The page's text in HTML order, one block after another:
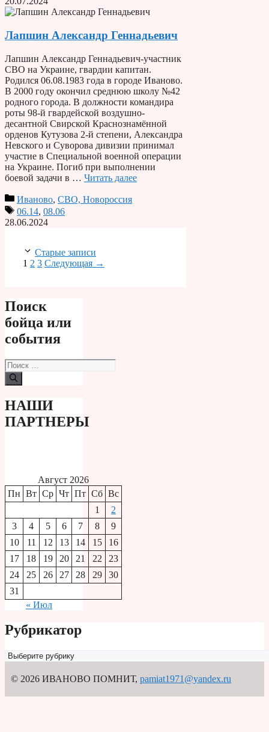
Лапшин Александр Геннадьевич
Лапшин Александр Геннадьевич-участник
СВО на Украине, гвардии капитан.
Родился 06.08.1983 года в городе Иваново.
В 2000 году окончил среднюю школу №42
родного города. В должности командира
роты 98-й гвардейской воздушно-
десантной Свирской Краснознамённой
орденов Кутузова 2-й степени, Александра
Невского и Суворова дивизии принимал
участие в Специальной военной операции
на Украине. Погиб при выполнении
боевой задачи в … Читать далее
Иваново, СВО, Новороссия
06.14, 08.06
28.06.2024
Старые записи
Страница
1 Страница
2 Страница
3 Следующая →
Поиск
бойца или
события
Поиск:
НАШИ
ПАРТНЕРЫ
Август 2026
Пн Вт Ср Чт Пт Сб Вс
1
2
3
4 5 6 7 8
9
10
11 12 13 14 15
16
17
18 19 20 21 22
23
24
25 26 27 28 29
30
31
« Июл
Рубрикатор
Рубрикатор
© 2026 ИВАНОВО ПОМНИТ, pamiat1971@yandex.ru